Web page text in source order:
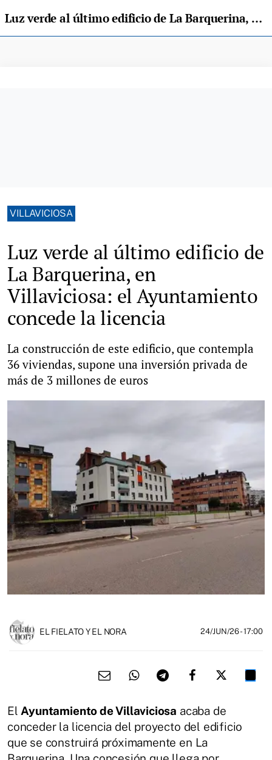
Luz verde al último edificio de La Barquerina, en Villaviciosa: el Ayuntamiento concede la licencia
VILLAVICIOSA
Luz verde al último edificio de
La Barquerina, en
Villaviciosa: el Ayuntamiento
concede la licencia
La construcción de este edificio, que contempla
36 viviendas, supone una inversión privada de
más de 3 millones de euros
EL FIELATO Y EL NORA 24/JUN/26- 17:00
El Ayuntamiento de Villaviciosa acaba de
conceder la licencia del proyecto del edificio
que se construirá próximamente en La